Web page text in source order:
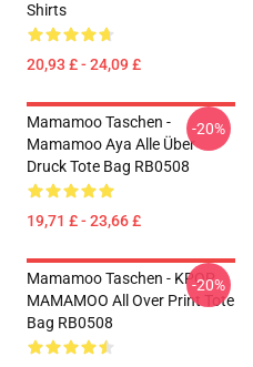
Shirts
20,93 £ - 24,09 £
Mamamoo Taschen -
Mamamoo Aya Alle Über
Druck Tote Bag RB0508
19,71 £ - 23,66 £
-20%
Mamamoo Taschen - KPOP
MAMAMOO All Over Print Tote
Bag RB0508
-20%